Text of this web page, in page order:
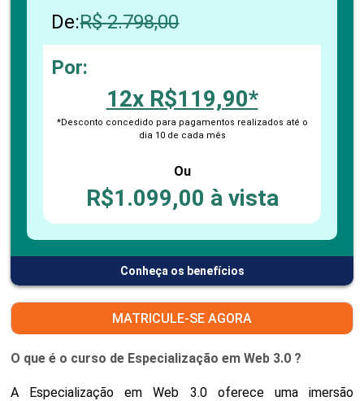
De:R$ 2.798,00
Por:
12x R$119,90*
*Desconto concedido para pagamentos realizados até o
dia 10 de cada mês
Ou
R$1.099,00 à vista
Conheça os benefícios
MATRICULE-SE AGORA
O que é o curso de Especialização em Web 3.0 ?
A Especialização em Web 3.0 oferece uma imersão